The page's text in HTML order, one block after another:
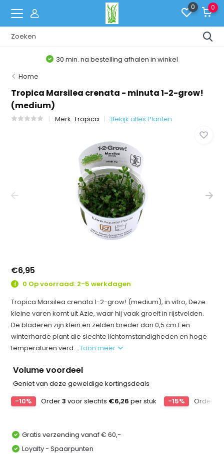
0 0
30 min. na bestelling afhalen in winkel
Home
Tropica Marsilea crenata - minuta 1-2-grow!
(medium)
Merk:Tropica Bekijk alles Planten
€6,95
0 Op voorraad: 2-5 werkdagen
Tropica Marsilea crenata 1-2-grow! (medium), in vitro, Deze
kleine varen komt uit Azie, waar hij vaak groeit in rijstvelden.
De bladeren zijn klein en zelden breder dan 0,5 cm.Een
winterharde plant die slechte lichtomstandigheden en hoge
temperaturen verd...Toon meer
Volume voordeel
Geniet van deze geweldige kortingsdeals
-10%
Order3 voor slechts €6,26 per stuk -15% Order
Gratis verzending vanaf € 60,-
Loyalty - Spaarpunten